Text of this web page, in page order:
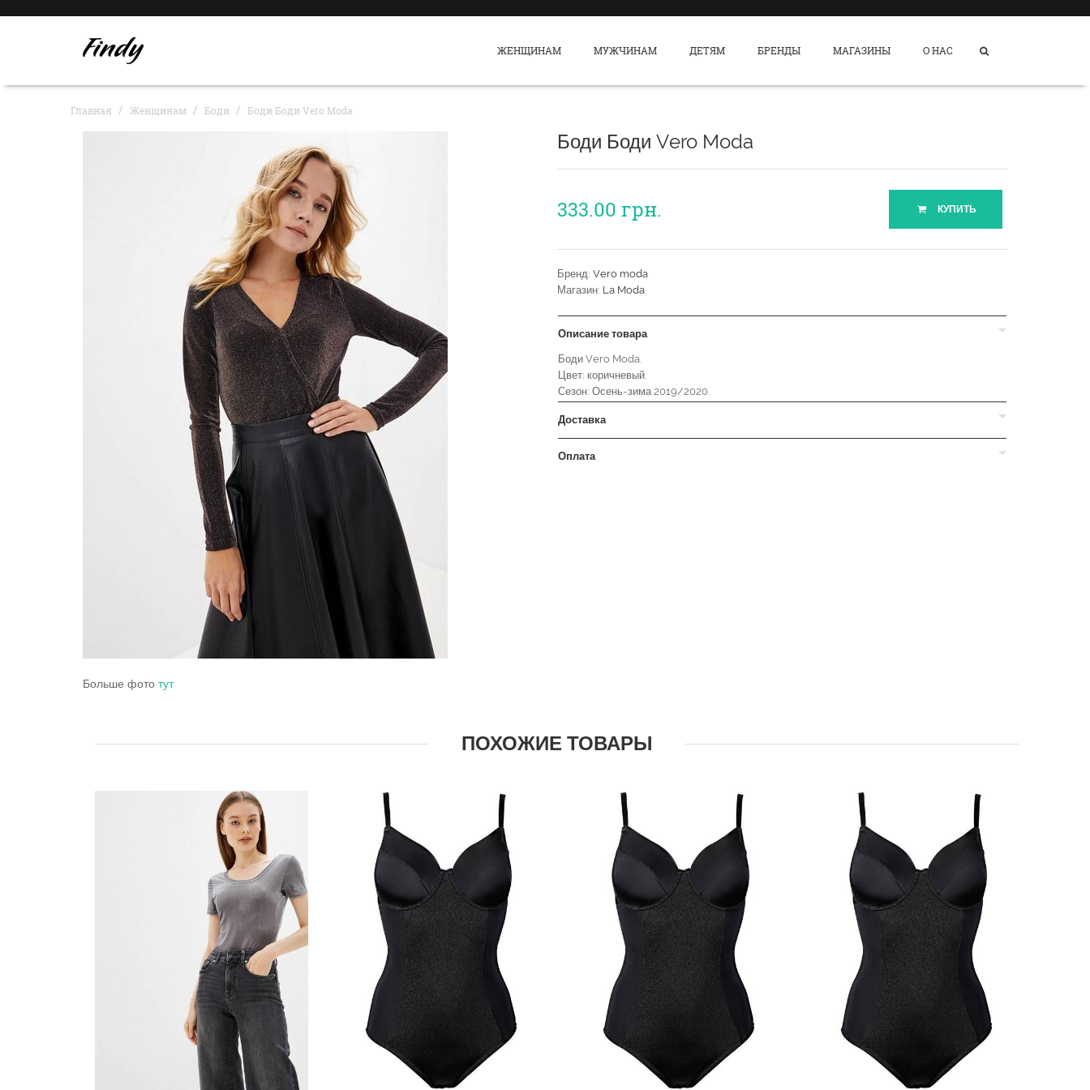
ЖЕНЩИНАМ МУЖЧИНАМ ДЕТЯМ БРЕНДЫ МАГАЗИНЫ О НАС
Главная Женщинам Боди Боди Боди Vero Moda
Больше фото тут
Боди Боди Vero Moda
333.00 грн. КУПИТЬ
Бренд: Vero moda
Магазин: La Moda
Описание товара
Боди Vero Moda.
Цвет: коричневый.
Сезон: Осень-зима 2019/2020.
Доставка
Оплата
ПОХОЖИЕ ТОВАРЫ